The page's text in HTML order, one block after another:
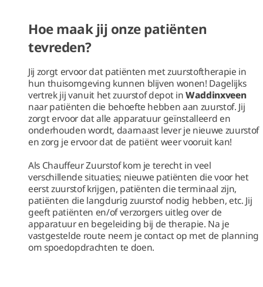
Hoe maak jij onze patiënten
tevreden?
Jij zorgt ervoor dat patiënten met zuurstoftherapie in
hun thuisomgeving kunnen blijven wonen! Dagelijks
vertrek jij vanuit het zuurstof depot inWaddinxveen
naar patiënten die behoefte hebben aan zuurstof. Jij
zorgt ervoor dat alle apparatuur geïnstalleerd en
onderhouden wordt, daarnaast lever je nieuwe zuurstof
en zorg je ervoor dat de patiënt weer vooruit kan!
Als Chauffeur Zuurstof kom je terecht in veel
verschillende situaties; nieuwe patiënten die voor het
eerst zuurstof krijgen, patiënten die terminaal zijn,
patiënten die langdurig zuurstof nodig hebben, etc. Jij
geeft patiënten en/of verzorgers uitleg over de
apparatuur en begeleiding bij de therapie. Na je
vastgestelde route neem je contact op met de planning
om spoedopdrachten te doen.